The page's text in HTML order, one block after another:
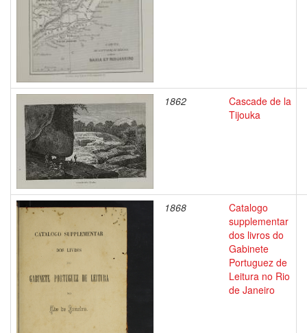
1862
Cascade de la
Tijouka
1868
Catalogo
supplementar
dos livros do
Gabinete
Portuguez de
Leitura no Rio
de Janeiro